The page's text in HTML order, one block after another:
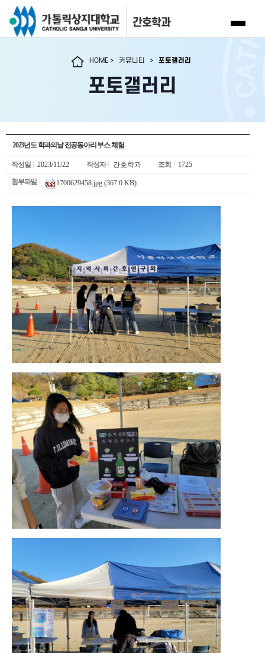
간호학과
HOME> 커뮤니티 > 포토갤러리
포토갤러리
2023년도 학과의날 전공동아리 부스 체험
작성일 2023/11/22 작성자 간호학과 조회 1725
첨부파일 1700629458.jpg (367.0 KB)